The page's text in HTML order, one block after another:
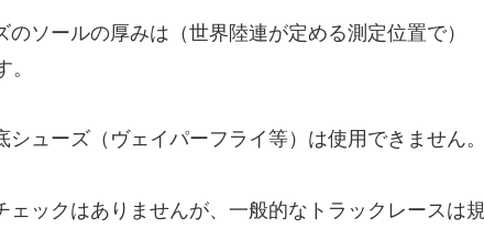
ソールの厚みは（世界陸連が定める測定位置で）
ューズ（ヴェイパーフライ等）は使用できません。
ックはありませんが、一般的なトラックレースは規